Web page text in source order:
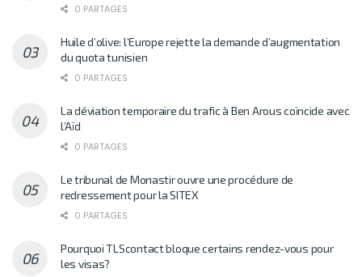
0 PARTAGES
Huile d’olive: l’Europe rejette la demande d’augmentation
du quota tunisien
0 PARTAGES
La déviation temporaire du trafic à Ben Arous coïncide avec
l’Aïd
0 PARTAGES
Le tribunal de Monastir ouvre une procédure de
redressement pour la SITEX
0 PARTAGES
Pourquoi TLScontact bloque certains rendez-vous pour
les visas?